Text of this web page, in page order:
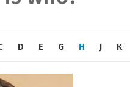
D E G H J K